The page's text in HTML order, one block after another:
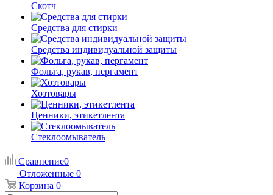
Скотч
Средства для стирки
Средства индивидуальной защиты
Фольга, рукав, пергамент
Хозтовары
Ценники, этикетлента
Стеклоомыватель
Сравнение0
Отложенные 0
Корзина 0